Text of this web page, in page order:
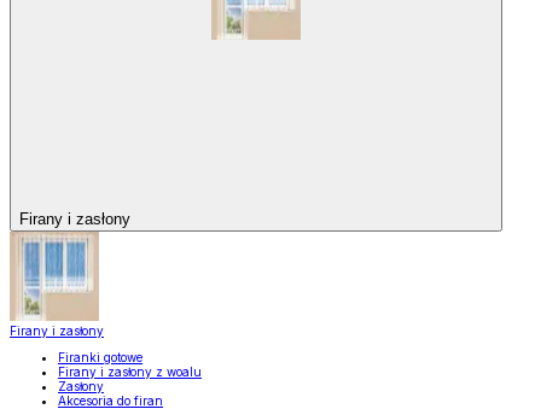
Firany i zasłony
Firany i zasłony
Firanki gotowe
Firany i zasłony z woalu
Zasłony
Akcesoria do firan